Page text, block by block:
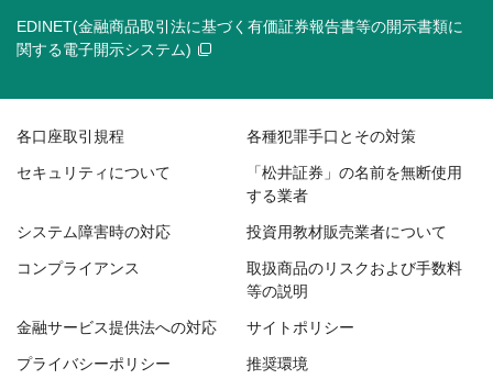
EDINET(金融商品取引法に基づく有価証券報告書等の開示書類に
関する電子開示システム)
各口座取引規程 各種犯罪手口とその対策
セキュリティについて
「松井証券」の名前を無断使用
する業者
システム障害時の対応 投資用教材販売業者について
コンプライアンス
取扱商品のリスクおよび手数料
等の説明
金融サービス提供法への対応 サイトポリシー
プライバシーポリシー 推奨環境